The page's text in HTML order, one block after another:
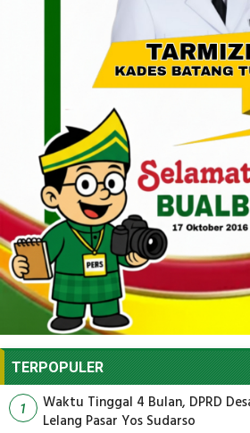
TERPOPULER
1
Waktu Tinggal 4 Bulan, DPRD
Lelang Pasar Yos Sudarso